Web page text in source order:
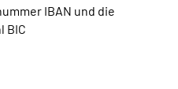
IBAN und die
BIC